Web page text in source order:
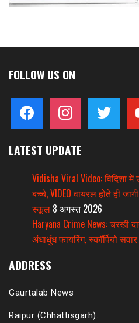
FOLLOW US ON
facebook instagram twitter
LATEST UPDATE
Vidisha Viral Video: विदिशा
बच्चे, VIDEO वायरल होते ही
स्कूल 8 अगस्त 2026
Haryana Crime News: चरखी
अंधाधुंध फायरिंग, स्कॉर्पियो
ADDRESS
Gaurtalab News
Raipur (Chhattisgarh).